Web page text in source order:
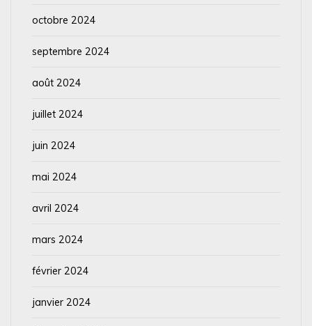
octobre 2024
septembre 2024
août 2024
juillet 2024
juin 2024
mai 2024
avril 2024
mars 2024
février 2024
janvier 2024